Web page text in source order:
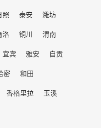
照 泰安
潍坊
洛 铜川
渭南
宜宾 雅安
自贡
密
和田
香格里拉
玉溪